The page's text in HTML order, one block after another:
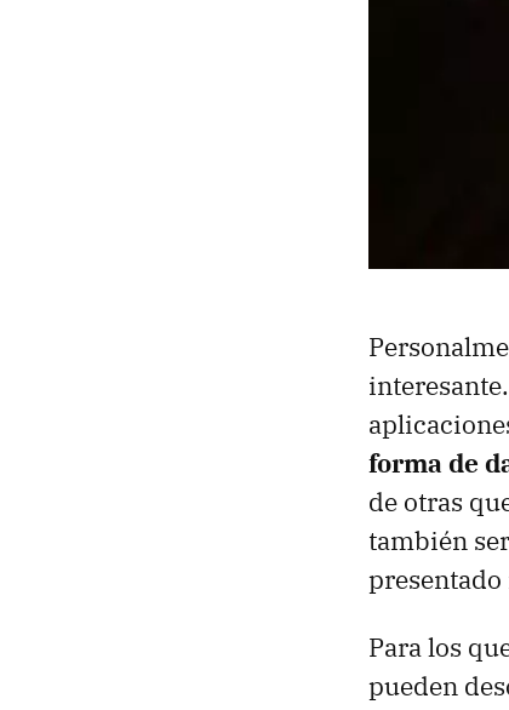
forma de
de otras
también
presentado
Para los
pueden